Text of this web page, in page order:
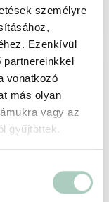
személyre
Ezenkívül
partnereinkkel
vonatkozó
más olyan
vagy az
gyűjtöttek.
-20 %